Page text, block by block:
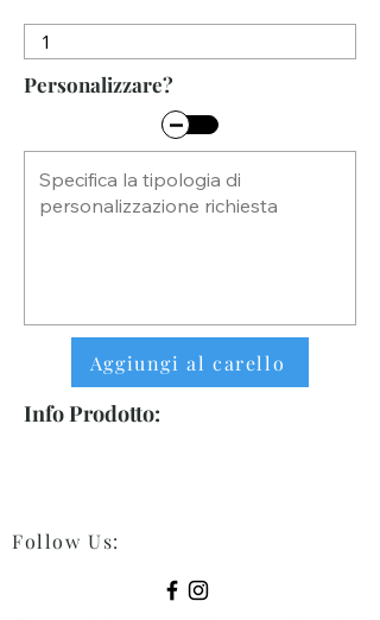
Personalizzare?
Aggiungi al carello
Info Prodotto:
Follow Us: